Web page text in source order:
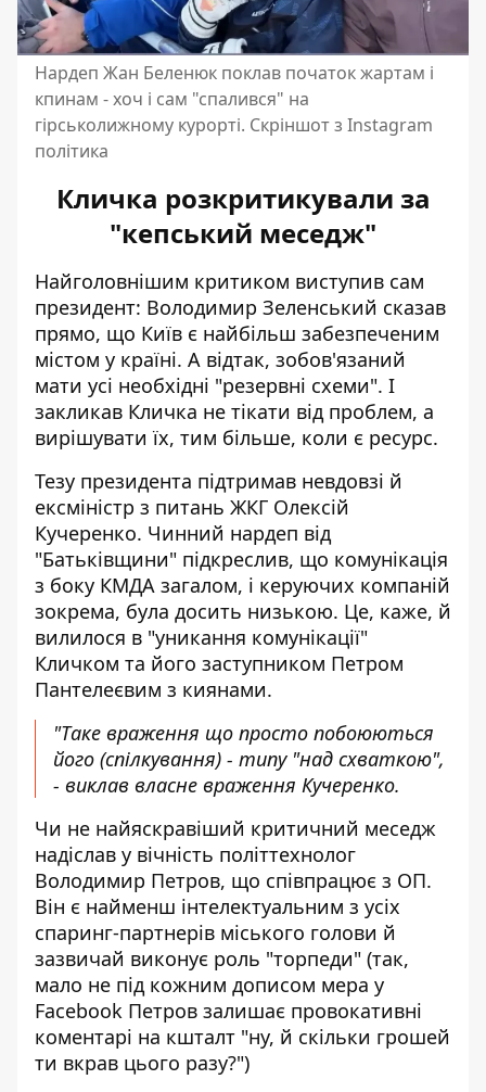
Нардеп Жан Беленюк поклав початок жартам і
кпинам - хоч і сам "спалився" на
гірськолижному курорті. Скріншот з Instagram
політика
Кличка розкритикували за
"кепський меседж"
Найголовнішим критиком виступив сам
президент: Володимир Зеленський сказав
прямо, що Київ є найбільш забезпеченим
містом у країні. А відтак, зобов'язаний
мати усі необхідні "резервні схеми". І
закликав Кличка не тікати від проблем, а
вирішувати їх, тим більше, коли є ресурс.
Тезу президента підтримав невдовзі й
ексміністр з питань ЖКГ Олексій
Кучеренко. Чинний нардеп від
"Батьківщини" підкреслив, що комунікація
з боку КМДА загалом, і керуючих компаній
зокрема, була досить низькою. Це, каже, й
вилилося в "уникання комунікації"
Кличком та його заступником Петром
Пантелеєвим з киянами.
"Таке враження що просто побоюються
його (спілкування) - типу "над схваткою",
- виклав власне враження Кучеренко.
Чи не найяскравіший критичний меседж
надіслав у вічність політтехнолог
Володимир Петров, що співпрацює з ОП.
Він є найменш інтелектуальним з усіх
спаринг-партнерів міського голови й
зазвичай виконує роль "торпеди" (так,
мало не під кожним дописом мера у
Facebook Петров залишає провокативні
коментарі на кшталт "ну, й скільки грошей
ти вкрав цього разу?")